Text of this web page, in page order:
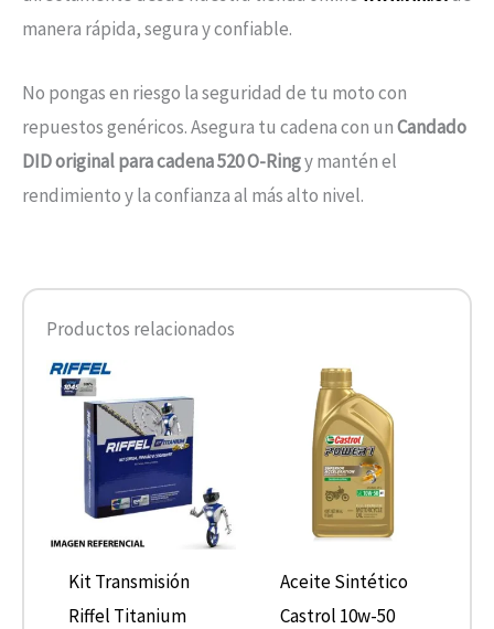
manera rápida, segura y confiable.
No pongas en riesgo la seguridad de tu moto con
repuestos genéricos. Asegura tu cadena con unCandado
DID original para cadena 520 O-Ringy mantén el
rendimiento y la confianza al más alto nivel.
Productos relacionados
Kit Transmisión
Riffel Titanium
Aceite Sintético
Castrol 10w-50